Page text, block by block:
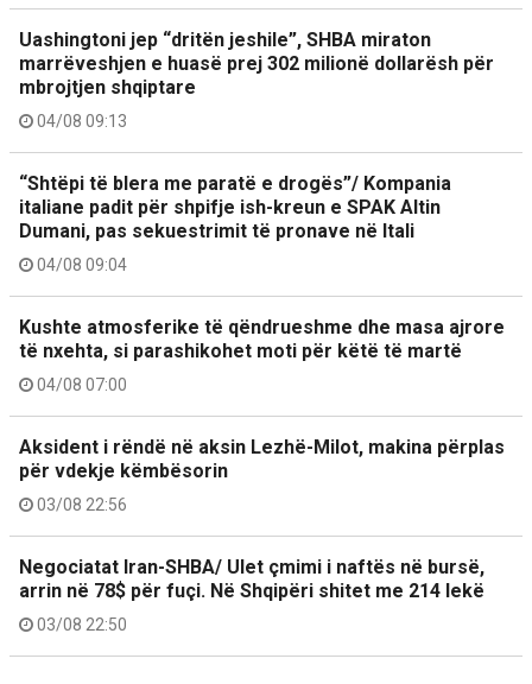
Uashingtoni jep “dritën jeshile”, SHBA miraton
marrëveshjen e huasë prej 302 milionë dollarësh për
mbrojtjen shqiptare
04/08 09:13
“Shtëpi të blera me paratë e drogës”/ Kompania
italiane padit për shpifje ish-kreun e SPAK Altin
Dumani, pas sekuestrimit të pronave në Itali
04/08 09:04
Kushte atmosferike të qëndrueshme dhe masa ajrore
të nxehta, si parashikohet moti për këtë të martë
04/08 07:00
Aksident i rëndë në aksin Lezhë-Milot, makina përplas
për vdekje këmbësorin
03/08 22:56
Negociatat Iran-SHBA/ Ulet çmimi i naftës në bursë,
arrin në 78$ për fuçi. Në Shqipëri shitet me 214 lekë
03/08 22:50